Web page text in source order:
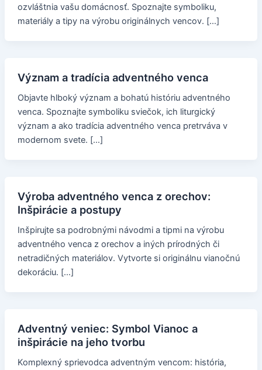
ozvláštnia vašu domácnosť. Spoznajte symboliku,
materiály a tipy na výrobu originálnych vencov. […]
Význam a tradícia adventného venca
Objavte hlboký význam a bohatú históriu adventného
venca. Spoznajte symboliku sviečok, ich liturgický
význam a ako tradícia adventného venca pretrváva v
modernom svete. […]
Výroba adventného venca z orechov:
Inšpirácie a postupy
Inšpirujte sa podrobnými návodmi a tipmi na výrobu
adventného venca z orechov a iných prírodných či
netradičných materiálov. Vytvorte si originálnu vianočnú
dekoráciu. […]
Adventný veniec: Symbol Vianoc a
inšpirácie na jeho tvorbu
Komplexný sprievodca adventným vencom: história,